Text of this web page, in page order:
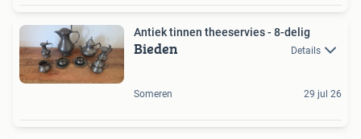
Antiek tinnen theeservies - 8-delig
Bieden Details
Someren 29 jul 26